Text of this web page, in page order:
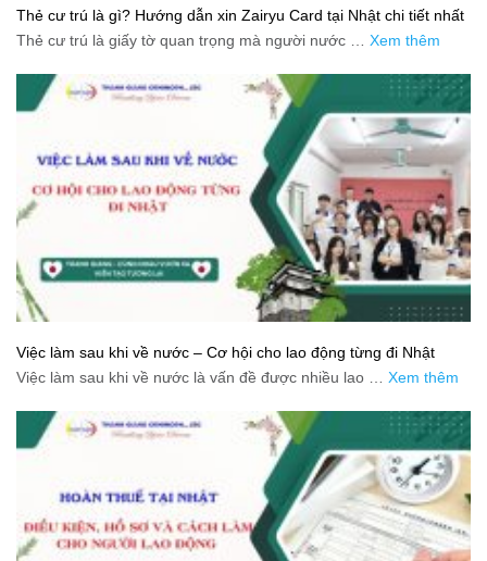
Thẻ cư trú là gì? Hướng dẫn xin Zairyu Card tại Nhật chi tiết nhất
Thẻ cư trú là giấy tờ quan trọng mà người nước … Xem thêm
Việc làm sau khi về nước – Cơ hội cho lao động từng đi Nhật
Việc làm sau khi về nước là vấn đề được nhiều lao … Xem thêm